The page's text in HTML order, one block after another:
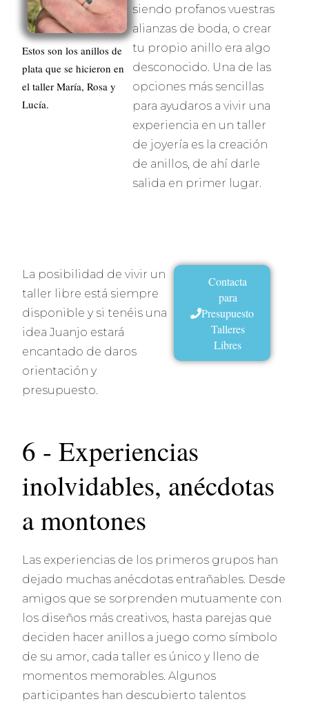
Estos son los anillos de
plata que se hicieron en
el taller María, Rosa y
Lucía.
siendo profanos vuestras
alianzas de boda, o crear
tu propio anillo era algo
desconocido. Una de las
opciones más sencillas
para ayudaros a vivir una
experiencia en un taller
de joyería es la creación
de anillos, de ahí darle
salida en primer lugar.
La posibilidad de vivir un
taller libre está siempre
disponible y si tenéis una
idea Juanjo estará
encantado de daros
orientación y
presupuesto.
Contacta
para
Presupuesto
Talleres
Libres
6 - Experiencias
inolvidables, anécdotas
a montones
Las experiencias de los primeros grupos han
dejado muchas anécdotas entrañables. Desde
amigos que se sorprenden mutuamente con
los diseños más creativos, hasta parejas que
deciden hacer anillos a juego como símbolo
de su amor, cada taller es único y lleno de
momentos memorables. Algunos
participantes han descubierto talentos